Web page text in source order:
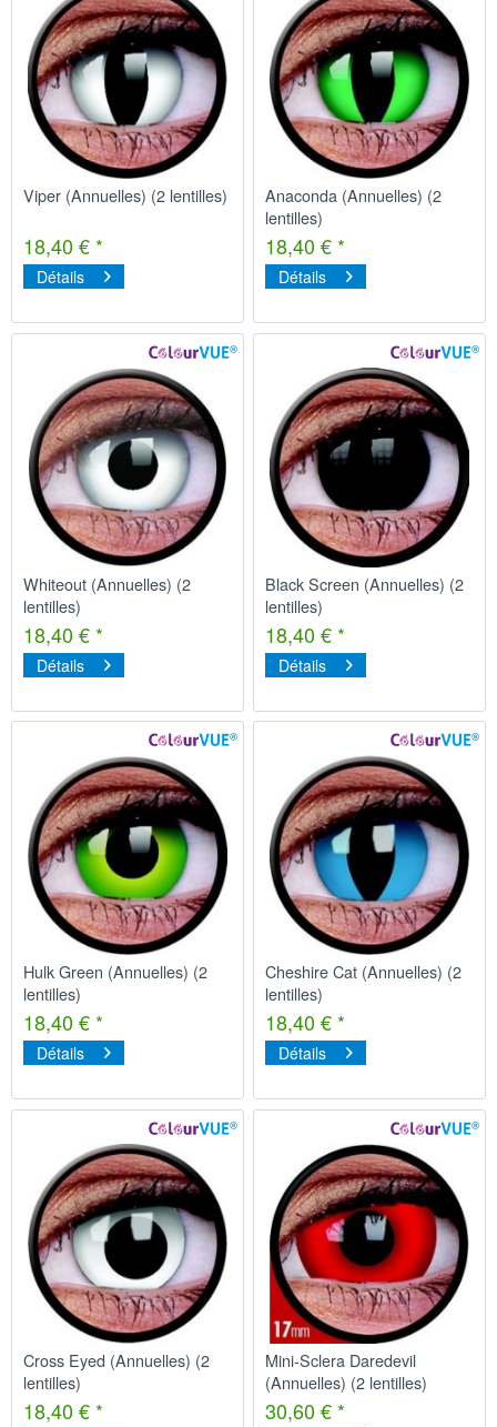
Viper (Annuelles) (2 lentilles)
18,40 € *
Détails
Anaconda (Annuelles) (2
lentilles)
18,40 € *
Détails
Whiteout (Annuelles) (2
lentilles)
18,40 € *
Détails
Black Screen (Annuelles) (2
lentilles)
18,40 € *
Détails
Hulk Green (Annuelles) (2
lentilles)
18,40 € *
Détails
Cheshire Cat (Annuelles) (2
lentilles)
18,40 € *
Détails
Cross Eyed (Annuelles) (2
lentilles)
18,40 € *
Mini-Sclera Daredevil
(Annuelles) (2 lentilles)
30,60 € *